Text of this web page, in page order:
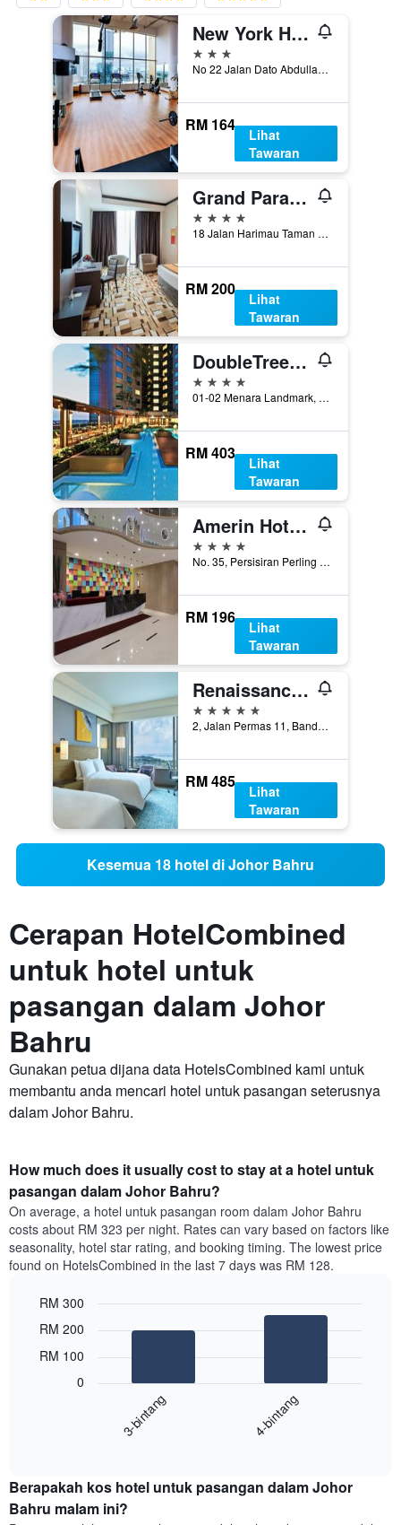
New York Hotel Johor Bahru
3 bintang
No 22 Jalan Dato Abdullah Tahir, Johor Bahru, Malaysia
RM 164
Lihat
Tawaran
Grand Paragon Hotel Johor Bahru
4 bintang
18 Jalan Harimau Taman Century, Johor Bahru, Malaysia
RM 200
Lihat
Tawaran
DoubleTree by Hilton Johor Bahru
4 bintang
01-02 Menara Landmark, No. 12, Johor Bahru, Malaysia
RM 403
Lihat
Tawaran
Amerin Hotel Johor Bahru
4 bintang
No. 35, Persisiran Perling 1, Johor Bahru, Malaysia
RM 196
Lihat
Tawaran
Renaissance Johor Bahru Hotel
5 bintang
2, Jalan Permas 11, Bandar Baru Permas Jaya, Johor Bahru, Malaysia
RM 485
Lihat
Tawaran
Kesemua 18 hotel di Johor Bahru
Cerapan HotelCombined
untuk hotel untuk
pasangan dalam Johor
Bahru
Gunakan petua dijana data HotelsCombined kami untuk
membantu anda mencari hotel untuk pasangan seterusnya
dalam Johor Bahru.
How much does it usually cost to stay at a hotel untuk
pasangan dalam Johor Bahru?
On average, a hotel untuk pasangan room dalam Johor Bahru
costs about RM 323 per night. Rates can vary based on factors like
seasonality, hotel star rating, and booking timing. The lowest price
found on HotelsCombined in the last 7 days was RM 128.
Bar
chart
with
purata
untuk
bilik
Chart
graphic.
3-bintang 4-bintang
0
RM 100
RM 200
RM 300
Berapakah kos hotel untuk pasangan dalam Johor
Bahru malam ini?